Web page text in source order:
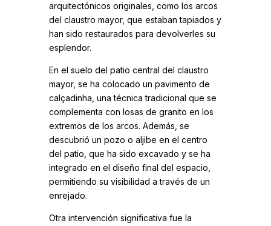
arquitectónicos originales, como los arcos
del claustro mayor, que estaban tapiados y
han sido restaurados para devolverles su
esplendor.
En el suelo del patio central del claustro
mayor, se ha colocado un pavimento de
calçadinha, una técnica tradicional que se
complementa con losas de granito en los
extremos de los arcos. Además, se
descubrió un pozo o aljibe en el centro
del patio, que ha sido excavado y se ha
integrado en el diseño final del espacio,
permitiendo su visibilidad a través de un
enrejado.
Otra intervención significativa fue la